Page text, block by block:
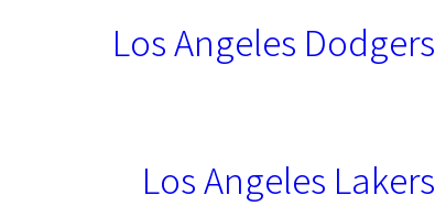
Los Angeles Dodgers
Los Angeles Lakers